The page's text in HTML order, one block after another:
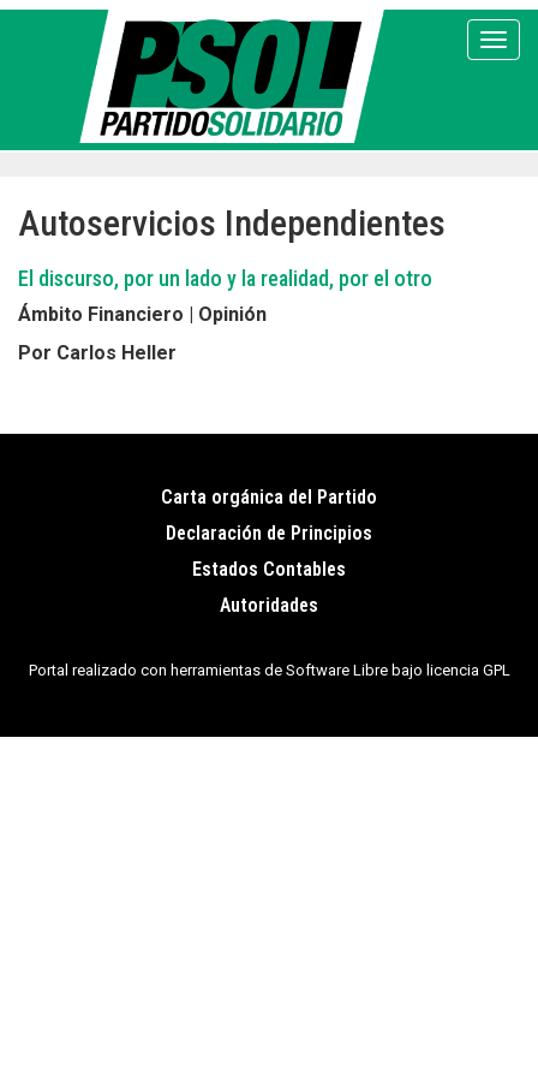
Pasar
Autoservicios Independientes
El discurso, por un lado y la realidad, por el otro
Ámbito Financiero | Opinión
Por Carlos Heller
Pie
de
página
Carta orgánica del Partido
Declaración de Principios
Estados Contables
Autoridades
Portal realizado con herramientas de Software Libre bajo licencia GPL